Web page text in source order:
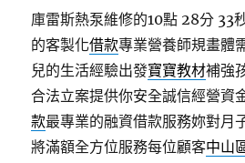
庫雷斯熱泵維修的10點 28分 33
的客製化借款專業營養師規畫體
兒的生活經驗出發寶寶教材補強
合法立案提供你安全誠信經營資
款最專業的融資借款服務妳對月
將滿額全方位服務每位顧客中山